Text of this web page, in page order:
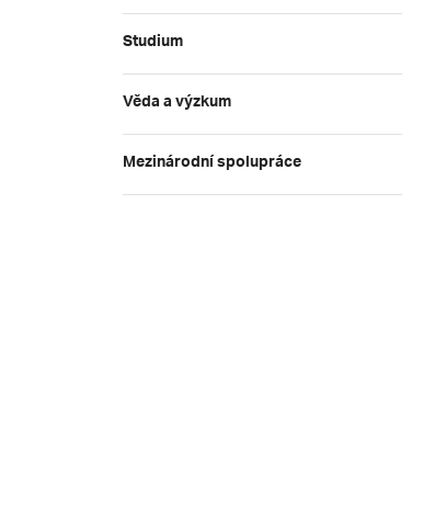
Studium
Věda a výzkum
Mezinárodní spolupráce